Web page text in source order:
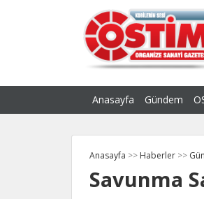
Anasayfa Gündem
Anasayfa >> Haberler >>
Savunma